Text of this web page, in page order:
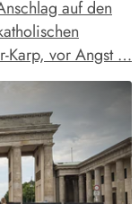
auf den
Karp, vor Angst …